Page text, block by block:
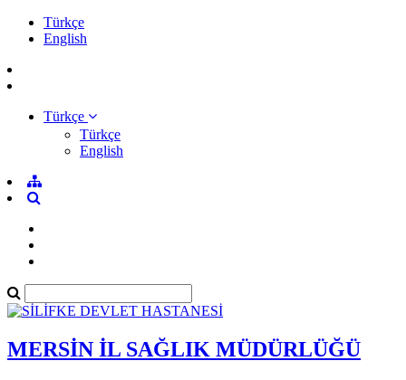
Türkçe
English
Türkçe
Türkçe
English
MERSİN İL SAĞLIK MÜDÜRLÜĞÜ